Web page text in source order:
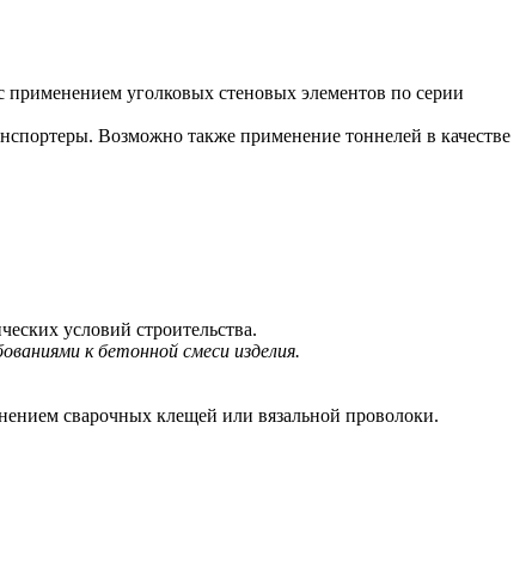
уголковых стеновых элементов по серии
Возможно также применение тоннелей в качестве
условий строительства.
к бетонной смеси изделия.
сварочных клещей или вязальной проволоки.